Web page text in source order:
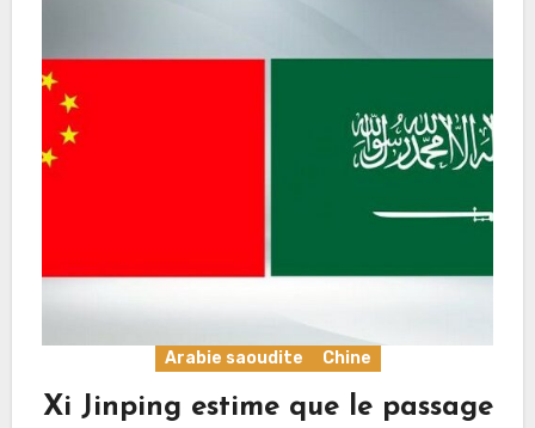
Arabie saoudite Chine
Xi Jinping estime que le passage